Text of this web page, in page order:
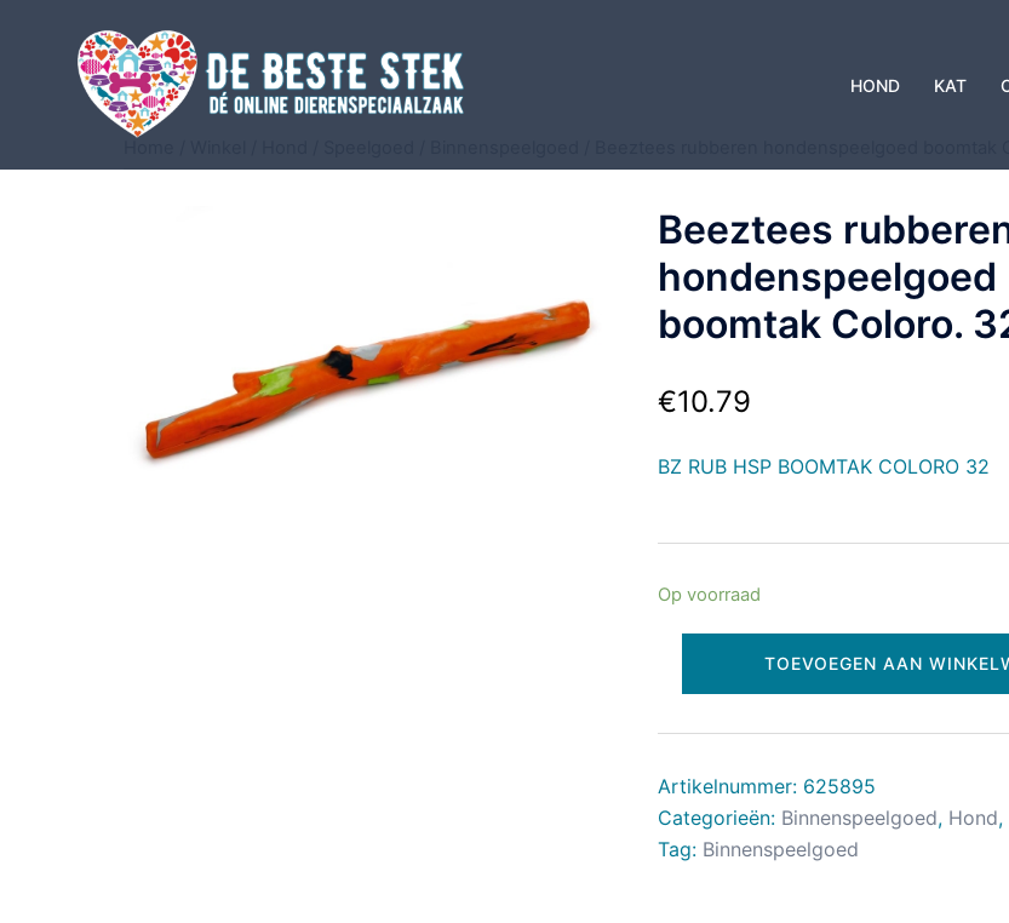
HOND KAT
Beeztees
hondenspeelgoed
boomtak Coloro.
€10.79
BZ RUB HSP BOOMTAK COLORO 32
Op voorraad
TOEVOEGEN AAN
Artikelnummer: 625895
Categorieën: Binnenspeelgoed, Hond,
Tag: Binnenspeelgoed